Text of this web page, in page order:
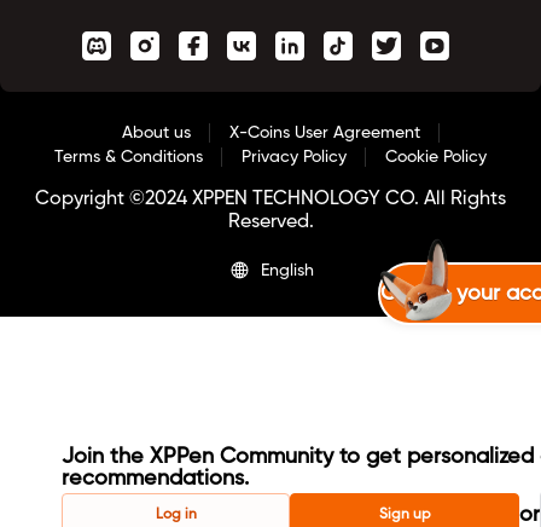
Join the XPPen Community to get personalized
recommendations.
Log in Sign up or
Create your
Copyright ©2024 XPPEN TECHNOLOGY CO. All Rights
Reserved.
About us
X-Coins User Agreement
Terms & Conditions
Privacy Policy Cookie Policy
English